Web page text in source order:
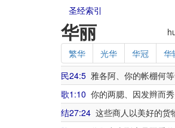
圣经索引
华丽
繁华
光华 华冠 华
民24:5 雅各阿、你的帐棚何
歌1:10 你的两腮、因发辫而
结27:24 这些商人以美好的货